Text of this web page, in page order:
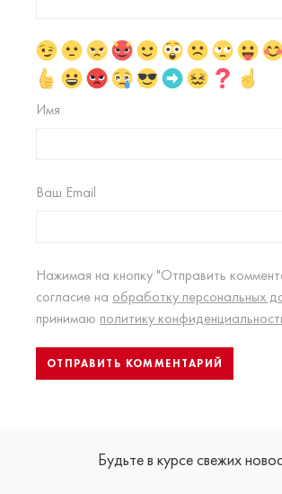
Имя
Ваш Email
Нажимая на кнопку "Отправить
согласие на обработку персональных
принимаю политику
Будьте в курсе свежих